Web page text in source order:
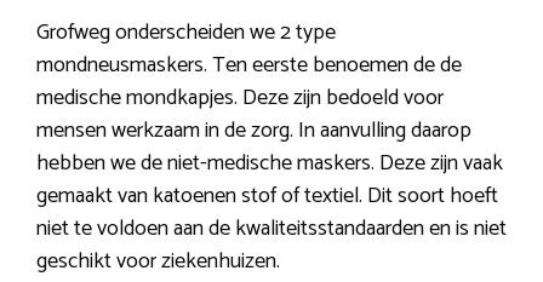
Grofweg onderscheiden we 2 type
mondneusmaskers. Ten eerste benoemen de de
medische mondkapjes. Deze zijn bedoeld voor
mensen werkzaam in de zorg. In aanvulling daarop
hebben we de niet-medische maskers. Deze zijn vaak
gemaakt van katoenen stof of textiel. Dit soort hoeft
niet te voldoen aan de kwaliteitsstandaarden en is niet
geschikt voor ziekenhuizen.